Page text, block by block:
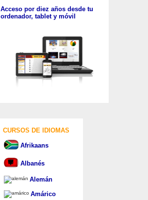
Acceso por diez años desde tu
ordenador, tablet y móvil
CURSOS DE IDIOMAS
Afrikaans
Albanés
Alemán
Amárico